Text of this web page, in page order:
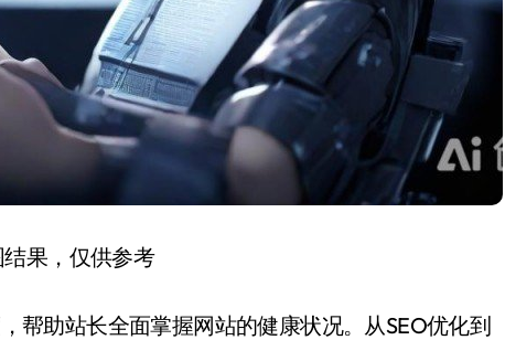
果，仅供参考
帮助站长全面掌握网站的健康状况。从SEO优化到